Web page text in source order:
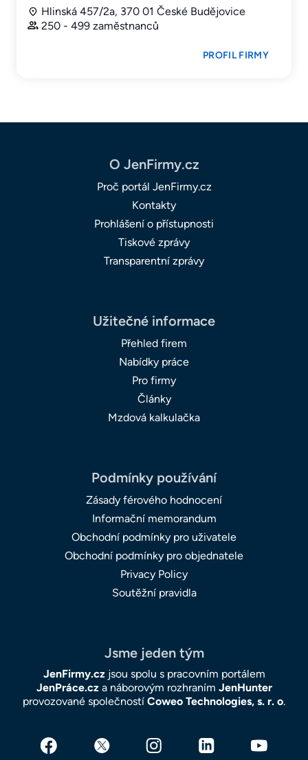
Hlinská 457/2a, 370 01 České Budějovice
250 - 499 zaměstnanců
PROFIL FIRMY
O JenFirmy.cz
Proč portál JenFirmy.cz
Kontakty
Prohlášení o přístupnosti
Tiskové zprávy
Transparentní zprávy
Užitečné informace
Přehled firem
Nabídky práce
Pro firmy
Články
Mzdová kalkulačka
Podmínky používání
Zásady férového hodnocení
Informační memorandum
Obchodní podmínky pro uživatele
Obchodní podmínky pro objednatele
Privacy Policy
Soutěžní pravidla
Jsme jeden tým
JenFirmy.czjsou spolu s pracovním portálem
JenPráce.cza náborovým rozhraním JenHunter
provozované společností Coweo Technologies, s. r. o.